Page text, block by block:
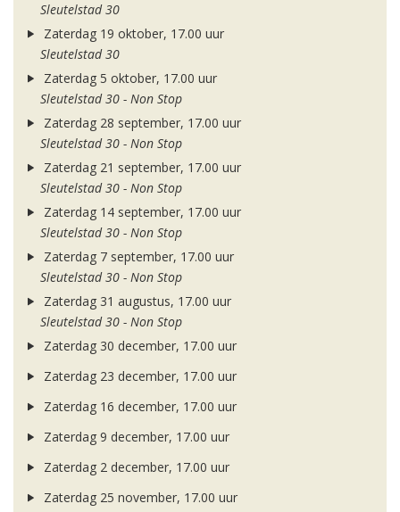
Sleutelstad 30
Zaterdag 19 oktober, 17.00 uur
Sleutelstad 30
Zaterdag 5 oktober, 17.00 uur
Sleutelstad 30 - Non Stop
Zaterdag 28 september, 17.00 uur
Sleutelstad 30 - Non Stop
Zaterdag 21 september, 17.00 uur
Sleutelstad 30 - Non Stop
Zaterdag 14 september, 17.00 uur
Sleutelstad 30 - Non Stop
Zaterdag 7 september, 17.00 uur
Sleutelstad 30 - Non Stop
Zaterdag 31 augustus, 17.00 uur
Sleutelstad 30 - Non Stop
Zaterdag 30 december, 17.00 uur
Zaterdag 23 december, 17.00 uur
Zaterdag 16 december, 17.00 uur
Zaterdag 9 december, 17.00 uur
Zaterdag 2 december, 17.00 uur
Zaterdag 25 november, 17.00 uur